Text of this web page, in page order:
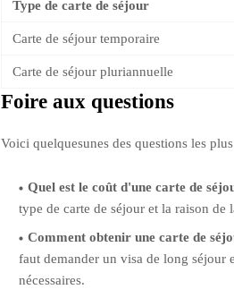
Type de carte de séjour
Carte de séjour temporaire
Carte de séjour pluriannuelle
Foire aux questions
Voici quelquesunes des questions les
Quel est le coût d'une carte de
type de carte de séjour et la raison de
Comment obtenir une carte de
faut demander un visa de long séjour
nécessaires.